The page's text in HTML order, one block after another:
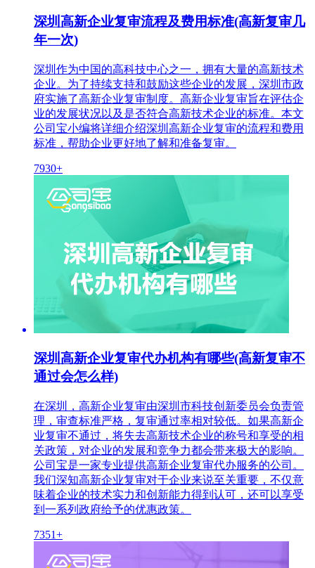
深圳高新企业复审流程及费用标准(高新复审几
年一次)
深圳作为中国的高科技中心之一，拥有大量的高新技术
企业。为了持续支持和鼓励这些企业的发展，深圳市政
府实施了高新企业复审制度。高新企业复审旨在评估企
业的发展状况以及是否符合高新技术企业的标准。本文
公司宝小编将详细介绍深圳高新企业复审的流程和费用
标准，帮助企业更好地了解和准备复审。
7930+
深圳高新企业复审代办机构有哪些(高新复审不
通过会怎么样)
在深圳，高新企业复审由深圳市科技创新委员会负责管
理，审查标准严格，复审通过率相对较低。如果高新企
业复审不通过，将失去高新技术企业的称号和享受的相
关政策，对企业的发展和竞争力都会带来极大的影响。
公司宝是一家专业提供高新企业复审代办服务的公司。
我们深知高新企业复审对于企业来说至关重要，不仅意
味着企业的技术实力和创新能力得到认可，还可以享受
到一系列政府给予的优惠政策。
7351+